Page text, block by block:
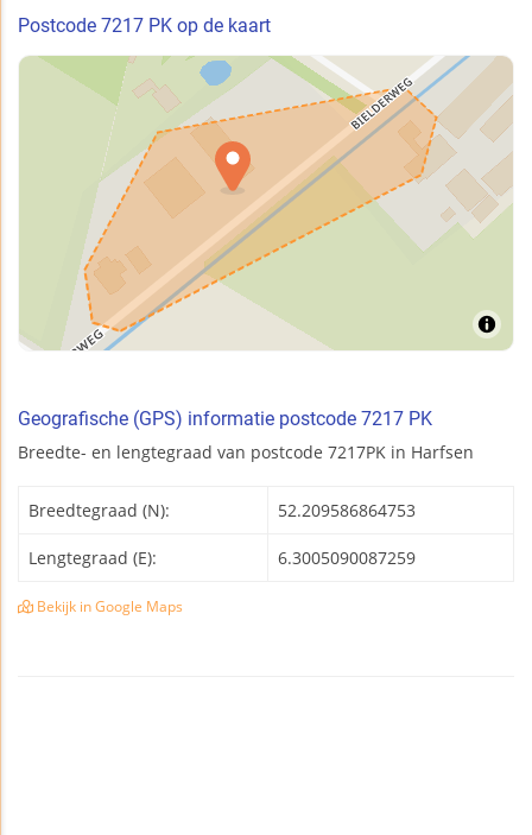
Postcode 7217 PK op de kaart
Geografische (GPS) informatie postcode 7217 PK
Breedte- en lengtegraad van postcode 7217PK in Harfsen
Breedtegraad (N): 52.209586864753
Lengtegraad (E): 6.3005090087259
Bekijk in Google Maps